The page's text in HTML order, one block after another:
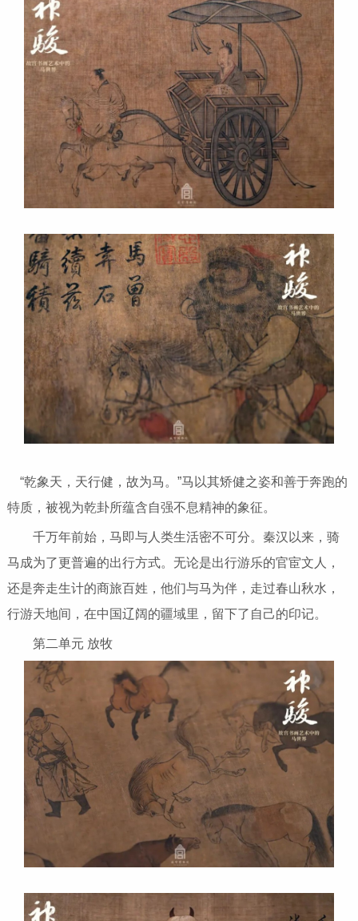
“乾象天，天行健，故为马。”马以其矫健之姿和善于奔跑的
特质，被视为乾卦所蕴含自强不息精神的象征。
千万年前始，马即与人类生活密不可分。秦汉以来，骑
马成为了更普遍的出行方式。无论是出行游乐的官宦文人，
还是奔走生计的商旅百姓，他们与马为伴，走过春山秋水，
行游天地间，在中国辽阔的疆域里，留下了自己的印记。
第二单元 放牧